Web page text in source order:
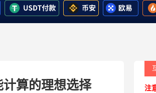
算的理想选择
注